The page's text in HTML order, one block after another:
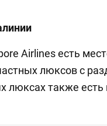
Airlines есть
люксов с
люксах также